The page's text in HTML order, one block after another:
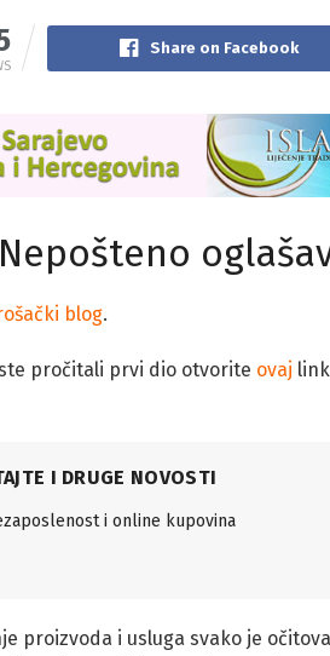
Share on Facebook
Nepošteno
blog.
pročitali prvi dio otvorite ovaj
I DRUGE NOVOSTI
i online kupovina
proizvoda i usluga svako je